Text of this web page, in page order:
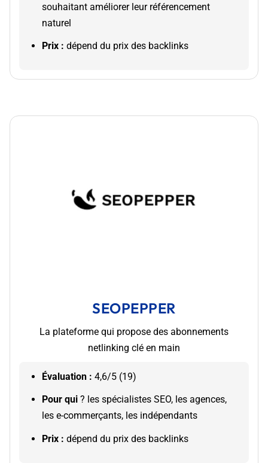
souhaitant améliorer leur référencement
naturel
Prix :dépend du prix des backlinks
SEOPEPPER
La plateforme qui propose des abonnements
netlinking clé en main
Évaluation :4,6/5 (19)
Pour qui ? les spécialistes SEO, les agences,
les e-commerçants, les indépendants
Prix :dépend du prix des backlinks